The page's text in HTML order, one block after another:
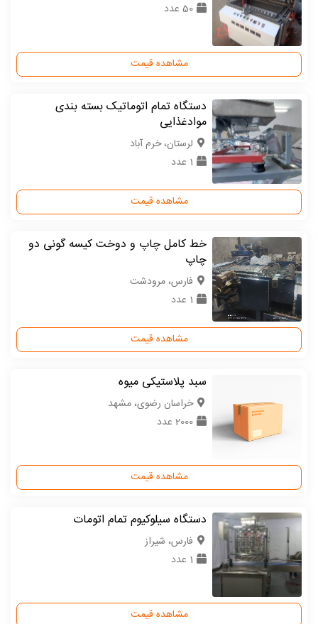
50 عدد
مشاهده قیمت
دستگاه تمام اتوماتیک بسته بندی
موادغذایی
لرستان، خرم آباد
1 عدد
مشاهده قیمت
خط کامل چاپ و دوخت کیسه گونی دو
چاپ
فارس، مرودشت
1 عدد
مشاهده قیمت
سبد پلاستیکی میوه
خراسان رضوی، مشهد
2000 عدد
مشاهده قیمت
دستگاه سیلوکیوم تمام اتومات
فارس، شیراز
1 عدد
مشاهده قیمت